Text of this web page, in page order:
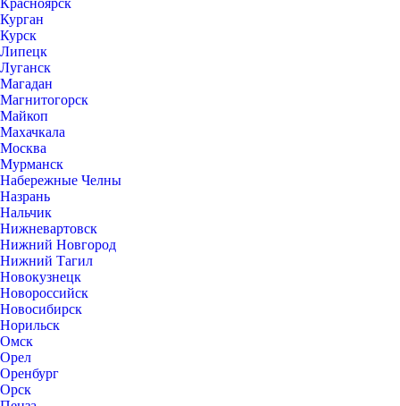
Красноярск
Курган
Курск
Липецк
Луганск
Магадан
Магнитогорск
Майкоп
Махачкала
Москва
Мурманск
Набережные Челны
Назрань
Нальчик
Нижневартовск
Нижний Новгород
Нижний Тагил
Новокузнецк
Новороссийск
Новосибирск
Норильск
Омск
Орел
Оренбург
Орск